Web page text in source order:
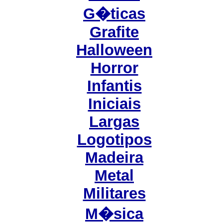
G�ticas
Grafite
Halloween
Horror
Infantis
Iniciais
Largas
Logotipos
Madeira
Metal
Militares
M�sica